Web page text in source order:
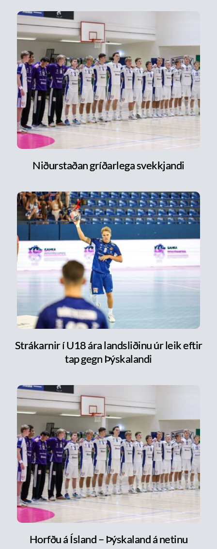
Niðurstaðan gríðarlega svekkjandi
Strákarnir í U18 ára landsliðinu úr leik eftir
tap gegn Þýskalandi
Horfðu á Ísland – Þýskaland á netinu